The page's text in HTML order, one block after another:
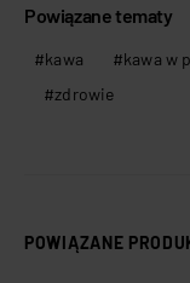
Powiązane tematy
kawa kawa w
zdrowie
POWIĄZANE